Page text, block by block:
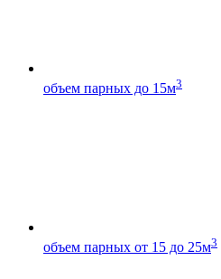
объем парных до 15м3
объем парных от 15 до 25м3